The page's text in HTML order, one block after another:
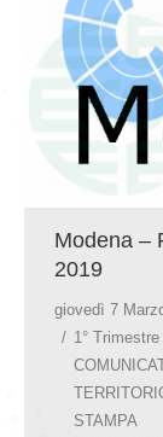
Modena –
2019
giovedì 7
1°
STAMPA